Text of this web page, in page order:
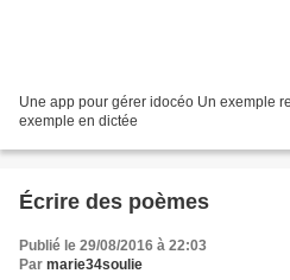
Une app pour gérer idocéo Un exemple
exemple en dictée
Écrire des poèmes
Publié le 29/08/2016 à 22:03
Par marie34soulie